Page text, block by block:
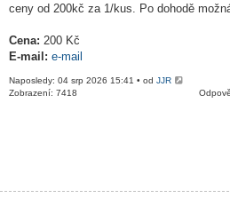
ceny od 200kč za 1/kus. Po dohodě
Cena: 200 Kč
E-mail: e-mail
Naposledy: 04 srp 2026 15:41 • od JJR
Zobrazení: 7418